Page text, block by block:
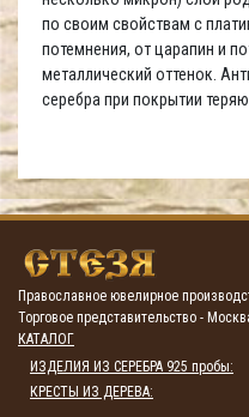
по своим свойствам с
потемнения, от царапин и
металлический оттенок.
серебра при покрытии
Православное ювелирное
Торговое представительство -
КАТАЛОГ
ИЗДЕЛИЯ ИЗ СЕРЕБРА 925 пробы:
КРЕСТЫ ИЗ ДЕРЕВА: